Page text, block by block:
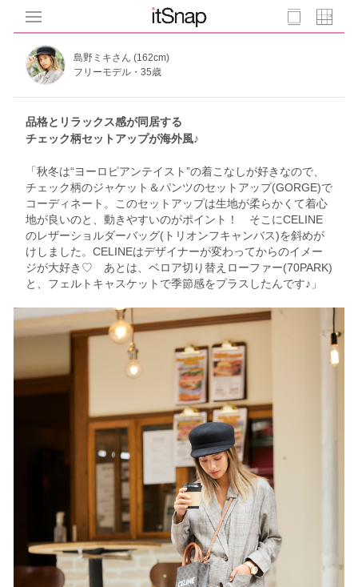
島野ミキさん (162cm)
フリーモデル・35歳
品格とリラックス感が同居する
チェック柄セットアップが海外風♪
「秋冬は“ヨーロピアンテイスト”の着こなしが好きなので、
チェック柄のジャケット＆パンツのセットアップ(GORGE)で
コーディネート。このセットアップは生地が柔らかくて着心
地が良いのと、動きやすいのがポイント！ そこにCELINE
のレザーショルダーバッグ(トリオンフキャンバス)を斜めが
けしました。CELINEはデザイナーが変わってからのイメー
ジが大好き♡ あとは、ベロア切り替えローファー(70PARK)
と、フェルトキャスケットで季節感をプラスしたんです♪」